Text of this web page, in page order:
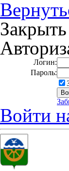
Закрыть
Логин:
Пароль:
Войти